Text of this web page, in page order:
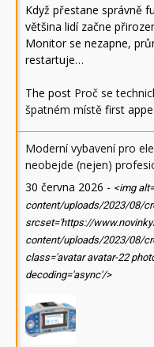
Když přestane správně
většina lidí začne
Monitor se nezapne,
restartuje…
The post Proč se
špatném místě first
Moderní vybavení pro
neobejde (nejen)
30 června 2026 - <img
content/uploads/2023/08/
srcset='https://
content/uploads/2023/08/
class='avatar avatar-22
decoding='async'/>